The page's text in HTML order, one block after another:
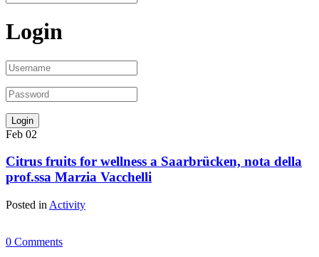
Login
Feb 02
Citrus fruits for wellness a Saarbrücken, nota della
prof.ssa Marzia Vacchelli
Posted in Activity
0 Comments